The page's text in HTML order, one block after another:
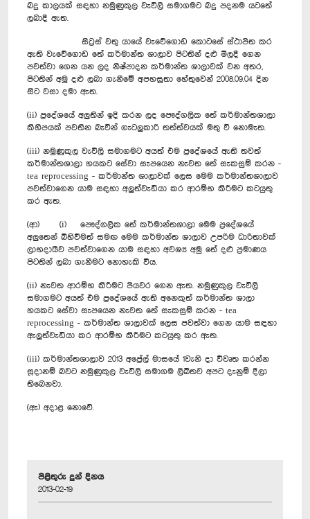
බදු කාලයක් සඳහා නමුණුකුල වැවිලි සමාගමට බදු පදනම යටතේ
ලබාදී ඇත.
සිට්‍රස් වතු යායේ වැවේගොඩ කොටසේ ස්ථාපිත කර
ඇති වැවේගොඩ තේ කර්මාන්ත ශාලාව පිටතින් දළු මිලදී ගෙන
පවත්වා ගෙන යන ලද නිෂ්පාදන කර්මාන්ත ශාලාවක් වන අතර,
පිටතින් අමු දළු ලබා ගැනීමේ අපහසුතා හේතුවෙන් 2008.09.04 දින
සිට වසා දමා ඇත.
(ii) ප්‍රදේශයේ අලුතින් ඉදි කරන ලද පෞද්ගලික තේ කර්මාන්තශාලා
කිහිපයක් පවතින බැවින් ගැටලුකාරි තත්ත්වයක් මතු වී නොමැත.
(iii) නමුණුකුල වැවිලි සමාගමට අයත් එම ප්‍රදේශයේ ඇති තවත්
කර්මාන්තශාලා හයකට සේවා සැපයෙන නැවත තේ සැකසුම් කරන -
tea reprocessing - කර්මාන්ත ශාලාවක් ලෙස මෙම කර්මාන්තශාලාව
පවත්වාගෙන යාම සඳහා අලුත්වැඩියා කර ආරම්භ කිරීමට කටයුතු
කර ඇත.
(ආ) (i) පෞද්ගලික තේ කර්මාන්තශාලා මෙම ප්‍රදේශයේ
අලුතෙන් බිහිවීමත් සමඟ මෙම කර්මාන්ත ශාලාව උපරිම ධාරිතාවක්
ලාභදායීව පවත්වාගෙන යාම සඳහා අවශ්‍ය අමු තේ දළු ප්‍රමාණය
පිටතින් ලබා ගැනීමට නොහැකි විය.
(ii) නැවත ආරම්භ කිරීමට පියවර ගෙන ඇත. නමුණුකුල වැවිලි
සමාගමට අයත් එම ප්‍රදේශයේ ඇති අනෙකුත් කර්මාන්ත ශාලා
හයකට සේවා සැපයෙන නැවත තේ සැකසුම් කරන - tea
reprocessing - කර්මාන්ත ශාලාවක් ලෙස පවත්වා ගෙන යාම සඳහා
ඇලුත්වැඩියා කර ආරම්භ කිරීමට කටයුතු කර ඇත.
(iii) කර්මාන්තශාලාව 2013 අප්‍රේල් මාසයේ 1වැනි දා විවෘත කරන්න
සූදානම් බවට නමුණුකුල වැවිලි සමාගම ලිඛිතව අපට දැනුම් දීලා
තිබෙනවා.
(ඇ) අදාළ නොවේ.
පිළිතුරු දුන් දිනය
2013-02-19